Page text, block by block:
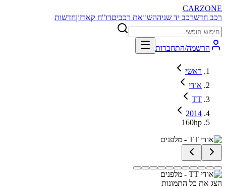
CARZONE
רכב חדשרכב יד שניההשוואת רכביםדו"ח קארזוןחדשות
הרשמה/התחברות
ראשי
אודי
TT
2014
160hp
הצג את כל התמונות